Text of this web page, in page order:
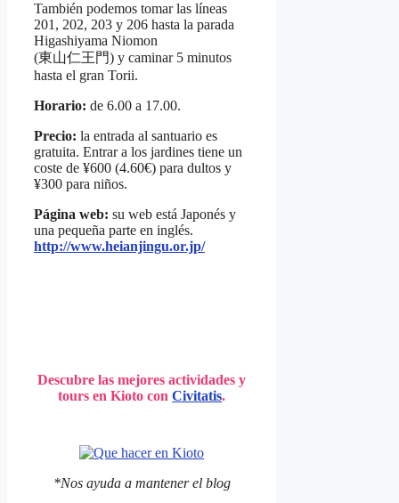
También podemos tomar las líneas
201, 202, 203 y 206 hasta la parada
Higashiyama Niomon
(東山仁王門) y caminar 5 minutos
hasta el gran Torii.
Horario: de 6.00 a 17.00.
Precio: la entrada al santuario es
gratuita. Entrar a los jardines tiene un
coste de ¥600 (4.60€) para dultos y
¥300 para niños.
Página web: su web está Japonés y
una pequeña parte en inglés.
http://www.heianjingu.or.jp/
Descubre las mejores actividades y
tours en Kioto conCivitatis.
*Nos ayuda a mantener el blog